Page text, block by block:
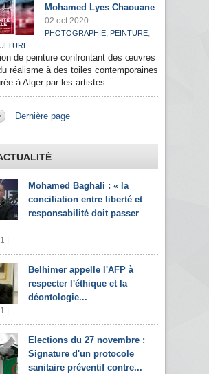
Mohamed Lyes Chaouane
02 oct 2020
PHOTOGRAPHIE, PEINTURE,
de peinture confrontant des œuvres
réalisme à des toiles contemporaines
à Alger par les artistes...
Dernière page
Mohamed Baghali : « la
conciliation entre liberté et
responsabilité doit passer
|
Belhimer appelle l'AFP à
respecter l'éthique et la
déontologie...
|
Elections du 27 novembre :
Signature d'un protocole
sanitaire préventif contre...